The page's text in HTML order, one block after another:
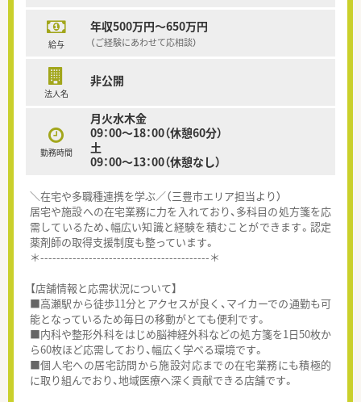
給与
年収500万円～650万円
（ご経験にあわせて応相談）
法人名
非公開
勤務時間
月火水木金
09：00～18：00（休憩60分）
土
09：00～13：00（休憩なし）
＼在宅や多職種連携を学ぶ／（三豊市エリア担当より）
居宅や施設への在宅業務に力を入れており、多科目の処方箋を応
需しているため、幅広い知識と経験を積むことができます。認定
薬剤師の取得支援制度も整っています。
＊------------------------------------------＊
【店舗情報と応需状況について】
■高瀬駅から徒歩11分とアクセスが良く、マイカーでの通勤も可
能となっているため毎日の移動がとても便利です。
■内科や整形外科をはじめ脳神経外科などの処方箋を1日50枚か
ら60枚ほど応需しており、幅広く学べる環境です。
■個人宅への居宅訪問から施設対応までの在宅業務にも積極的
に取り組んでおり、地域医療へ深く貢献できる店舗です。